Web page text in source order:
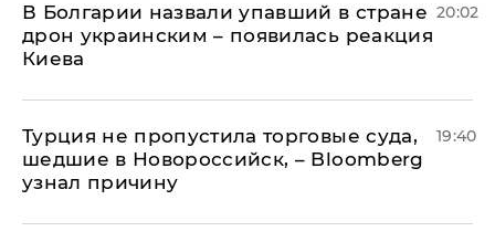
В Болгарии назвали упавший в стране
дрон украинским – появилась реакция
Киева
20:02
Турция не пропустила торговые суда,
шедшие в Новороссийск, – Bloomberg
узнал причину
19:40